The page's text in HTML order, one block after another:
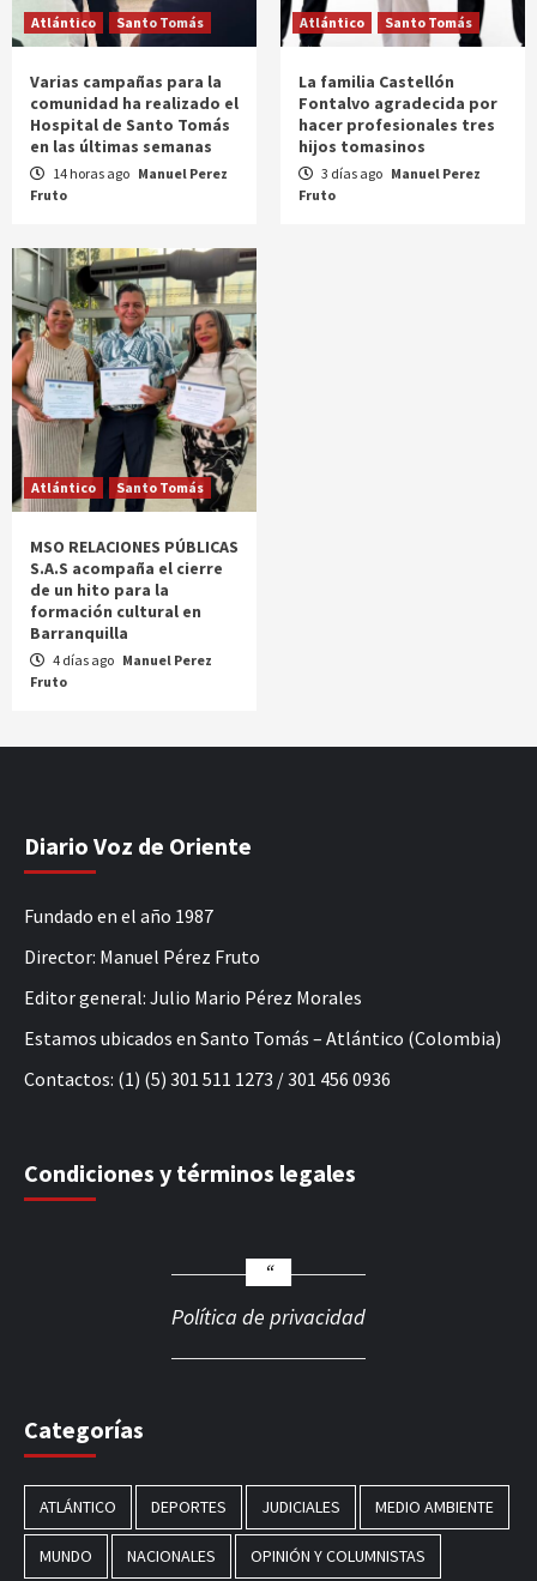
Atlántico Santo Tomás
Varias campañas para la
comunidad ha realizado el
Hospital de Santo Tomás
en las últimas semanas
14 horas ago Manuel Perez
Fruto
Atlántico Santo Tomás
La familia Castellón
Fontalvo agradecida por
hacer profesionales tres
hijos tomasinos
3 días ago Manuel Perez
Fruto
Atlántico Santo Tomás
MSO RELACIONES PÚBLICAS
S.A.S acompaña el cierre
de un hito para la
formación cultural en
Barranquilla
4 días ago Manuel Perez
Fruto
Diario Voz de Oriente
Fundado en el año 1987
Director: Manuel Pérez Fruto
Editor general: Julio Mario Pérez Morales
Estamos ubicados en Santo Tomás – Atlántico (Colombia)
Contactos: (1) (5) 301 511 1273 / 301 456 0936
Condiciones y términos legales
Política de privacidad
Categorías
ATLÁNTICO DEPORTES JUDICIALES MEDIO AMBIENTE
MUNDO NACIONALES OPINIÓN Y COLUMNISTAS